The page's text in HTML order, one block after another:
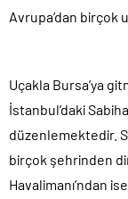
Avrupa’dan birçok
Uçakla Bursa’ya
İstanbul’daki
düzenlemektedir.
birçok şehrinden
Havalimanı’ndan